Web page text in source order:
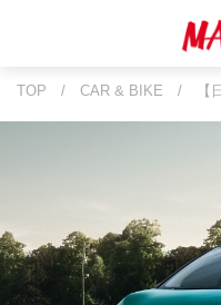
TOP / CAR & BIKE / 【